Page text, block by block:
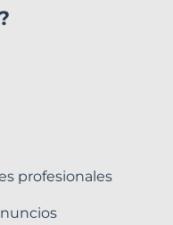
profesionales